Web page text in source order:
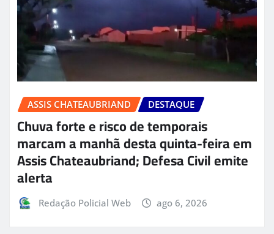
ASSIS CHATEAUBRIAND DESTAQUE
Chuva forte e risco de temporais
marcam a manhã desta quinta-feira em
Assis Chateaubriand; Defesa Civil emite
alerta
Redação Policial Web ago 6, 2026